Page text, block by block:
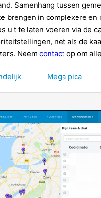
areas en scenarios
Samenhang tussen
brengen in complexere
uit te laten voeren via de
net als de
Neem contactop om
Mega pica